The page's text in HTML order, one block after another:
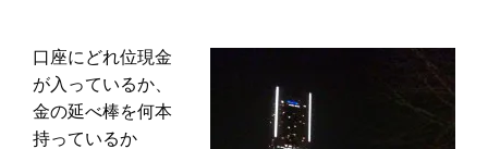
口座にどれ位現金
が入っているか、
金の延べ棒を何本
持っているか